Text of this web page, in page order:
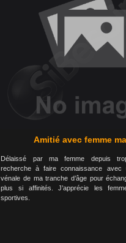
Amitié avec femme
Délaissé par ma femme depuis
recherche à faire connaissance avec
vénale de ma tranche d’âge pour
plus si affinités. J’apprécie les
sportives.